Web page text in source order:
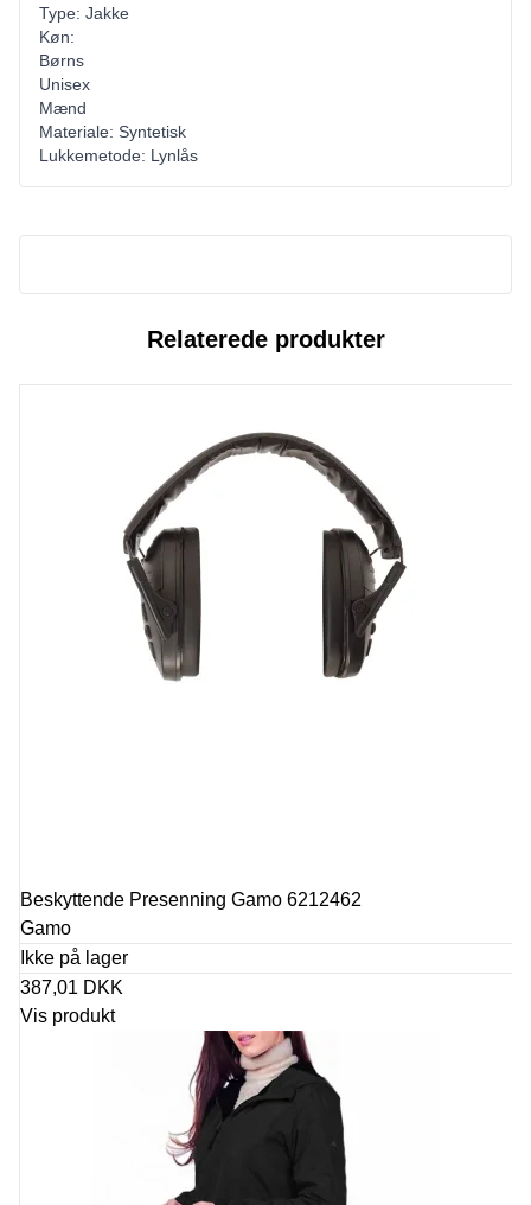
Type: Jakke
Køn:
Børns
Unisex
Mænd
Materiale: Syntetisk
Lukkemetode: Lynlås
Relaterede produkter
Beskyttende Presenning Gamo 6212462
Gamo
Ikke på lager
387,01 DKK
Vis produkt